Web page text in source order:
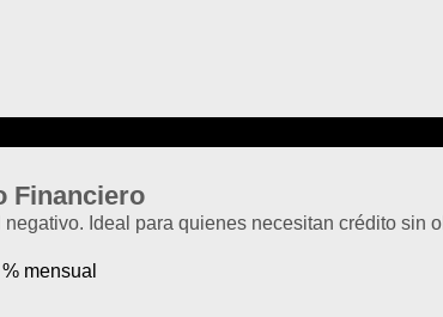
Financiero
Ideal para quienes necesitan crédito sin
mensual